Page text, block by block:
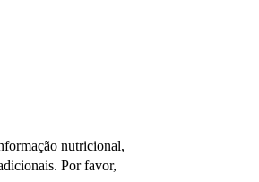
nutricional,
Por favor,